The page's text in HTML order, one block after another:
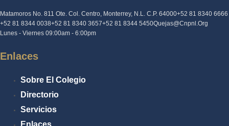
Matamoros No. 811 Ote. Col. Centro, Monterrey, N.L. C.P. 64000+52 81 8340 6666
+52 81 8344 0038+52 81 8340 3657+52 81 8344 5450Quejas@cnpnl.org
Lunes - Viernes 09:00am - 6:00pm
Enlaces
Sobre El Colegio
Directorio
Servicios
Enlaces